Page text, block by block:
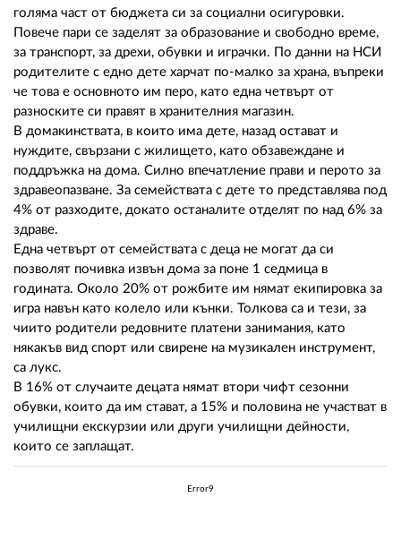
голяма част от бюджета си за социални осигуровки.
Повече пари се заделят за образование и свободно време,
за транспорт, за дрехи, обувки и играчки. По данни на НСИ
родителите с едно дете харчат по-малко за храна, въпреки
че това е основното им перо, като една четвърт от
разноските си правят в хранителния магазин.
В домакинствата, в които има дете, назад остават и
нуждите, свързани с жилището, като обзавеждане и
поддръжка на дома. Силно впечатление прави и перото за
здравеопазване. За семействата с дете то представлява под
4% от разходите, докато останалите отделят по над 6% за
здраве.
Една четвърт от семействата с деца не могат да си
позволят почивка извън дома за поне 1 седмица в
годината. Около 20% от рожбите им нямат екипировка за
игра навън като колело или кънки. Толкова са и тези, за
чиито родители редовните платени занимания, като
някакъв вид спорт или свирене на музикален инструмент,
са лукс.
В 16% от случаите децата нямат втори чифт сезонни
обувки, които да им стават, а 15% и половина не участват в
училищни екскурзии или други училищни дейности,
които се заплащат.
Error9